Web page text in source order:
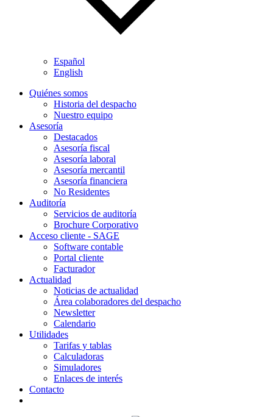
Español
English
Quiénes somos
Historia del despacho
Nuestro equipo
Asesoría
Destacados
Asesoría fiscal
Asesoría laboral
Asesoría mercantil
Asesoría financiera
No Residentes
Auditoría
Servicios de auditoría
Brochure Corporativo
Acceso cliente - SAGE
Software contable
Portal cliente
Facturador
Actualidad
Noticias de actualidad
Área colaboradores del despacho
Newsletter
Calendario
Utilidades
Tarifas y tablas
Calculadoras
Simuladores
Enlaces de interés
Contacto